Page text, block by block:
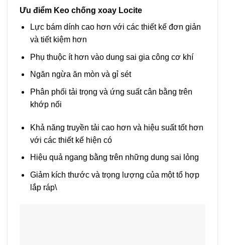
Ưu điểm Keo chống xoay Locite
Lực bám dính cao hơn với các thiết kế đơn giản
và tiết kiệm hơn
Phụ thuộc ít hơn vào dung sai gia công cơ khí
Ngăn ngừa ăn mòn và gỉ sét
Phân phối tải trọng và ứng suất cân bằng trên
khớp nối
Khả năng truyền tải cao hơn và hiệu suất tốt hơn
với các thiết kế hiện có
Hiệu quả ngang bằng trên những dung sai lỏng
Giảm kích thước và trọng lượng của một tổ hợp
lắp ráp\